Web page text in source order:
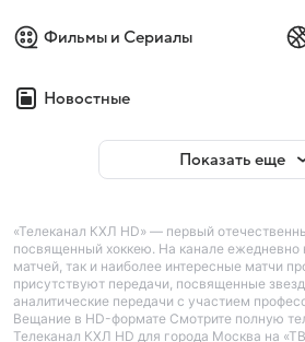
Фильмы и Сериалы
Новостные
Показать еще
«Телеканал КХЛ HD» — первый
посвященный хоккею. На канале ежедневно
матчей, так и наиболее интересные матчи
присутствуют передачи, посвященные
аналитические передачи с участием
Вещание в HD-формате Смотрите полную
Телеканал КХЛ HD для города Москва на